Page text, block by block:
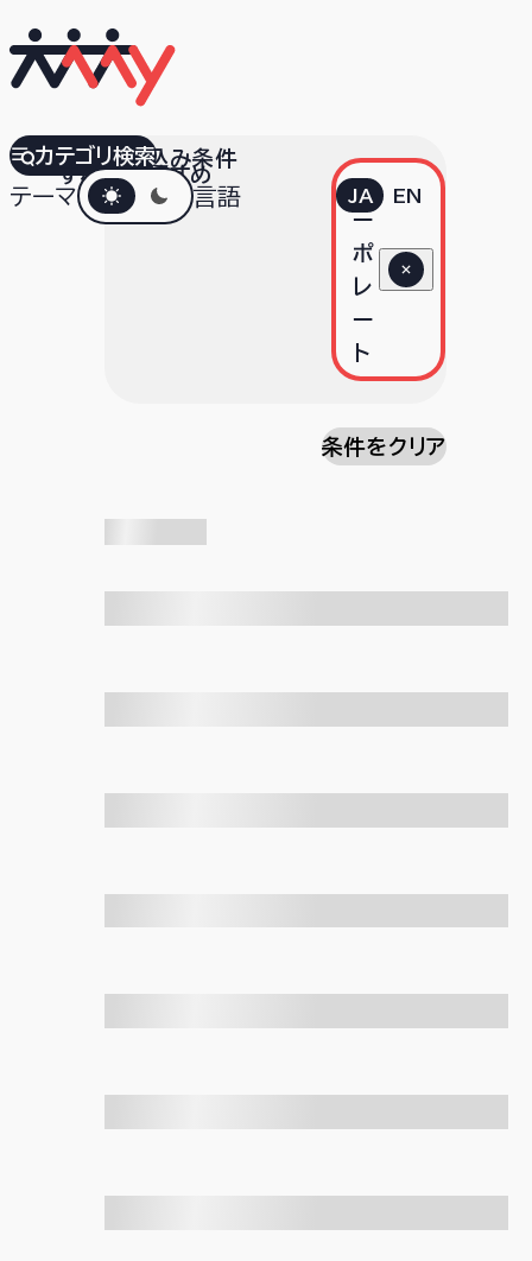
すべておすすめ
テーマダークモード言語 JA EN
カテゴリ検索絞り込み条件
コ
ー
ポ
レ
ー
ト
条件をクリア